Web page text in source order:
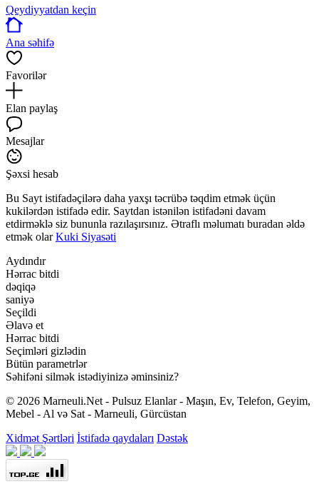
Qeydiyyatdan keçin
Ana səhifə
Favorilər
Elan paylaş
Mesajlar
Şəxsi hesab
Bu Sayt istifadəçilərə daha yaxşı təcrübə təqdim etmək üçün
kukilərdən istifadə edir. Saytdan istənilən istifadəni davam
etdirməklə siz bununla razılaşırsınız. Ətraflı məlumatı buradan əldə
etmək olarKuki Siyasəti
Aydındır
Hərrac bitdi
dəqiqə
saniyə
Seçildi
Əlavə et
Hərrac bitdi
Seçimləri gizlədin
Bütün parametrlər
Səhifəni silmək istədiyinizə əminsiniz?
© 2026 Marneuli.Net - Pulsuz Elanlar - Maşın, Ev, Telefon, Geyim,
Mebel - Al və Sat - Marneuli, Gürcüstan
Xidmət Şərtləri İstifadə qaydaları Dəstək